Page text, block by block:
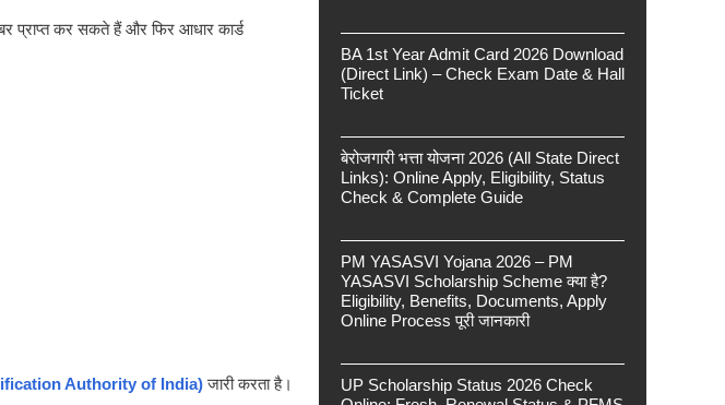
प्राप्त कर सकते हैं और फिर आधार कार्ड
Authority of India) जारी करता है।
BA 1st Year Admit Card 2026 Download
(Direct Link) – Check Exam Date & Hall
Ticket
बेरोजगारी भत्ता योजना 2026 (All State Direct
Links): Online Apply, Eligibility, Status
Check & Complete Guide
PM YASASVI Yojana 2026 – PM
YASASVI Scholarship Scheme क्या है?
Eligibility, Benefits, Documents, Apply
Online Process पूरी जानकारी
UP Scholarship Status 2026 Check